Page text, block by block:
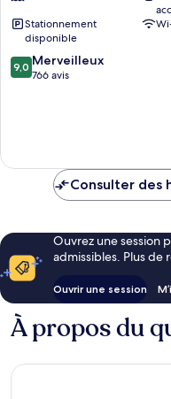
Stationnement
disponible
9.0
sur
9,0 Merveilleux
766 avis
Consulter des
Ouvrez une session
admissibles. Plus de
Ouvrir une session
À propos du